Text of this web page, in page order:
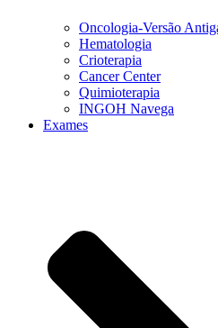
Oncologia-Versão
Hematologia
Crioterapia
Cancer Center
Quimioterapia
INGOH Navega
Exames